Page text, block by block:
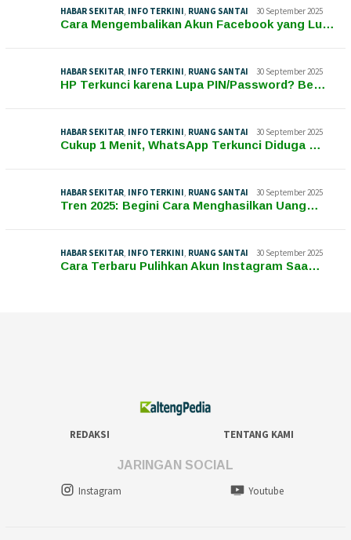
HABAR SEKITAR, INFO TERKINI, RUANG SANTAI 30 September 2025
Cara Mengembalikan Akun Facebook yang Lu…
HABAR SEKITAR, INFO TERKINI, RUANG SANTAI 30 September 2025
HP Terkunci karena Lupa PIN/Password? Be…
HABAR SEKITAR, INFO TERKINI, RUANG SANTAI 30 September 2025
Cukup 1 Menit, WhatsApp Terkunci Diduga …
HABAR SEKITAR, INFO TERKINI, RUANG SANTAI 30 September 2025
Tren 2025: Begini Cara Menghasilkan Uang…
HABAR SEKITAR, INFO TERKINI, RUANG SANTAI 30 September 2025
Cara Terbaru Pulihkan Akun Instagram Saa…
REDAKSI TENTANG KAMI
JARINGAN SOCIAL
Instagram
Youtube